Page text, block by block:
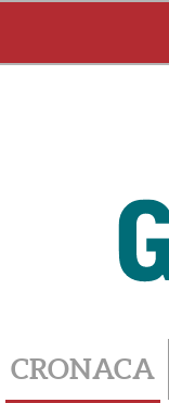
CRONACA